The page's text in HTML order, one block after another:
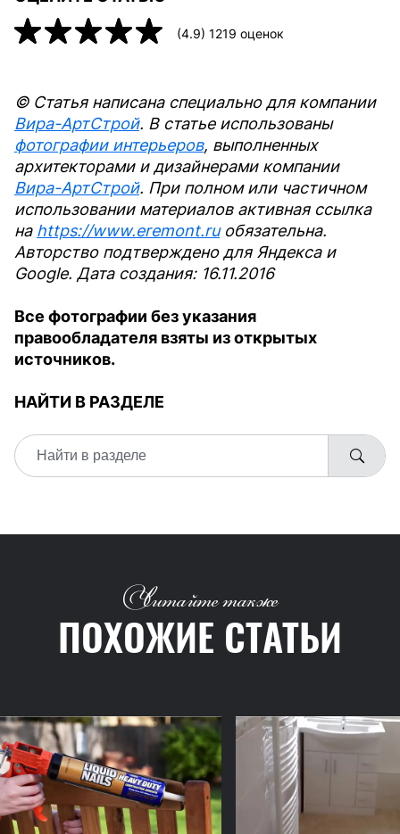
(4.9) 1219 оценок
© Статья написана специально для компании
Вира-АртСтрой. В статье использованы
фотографии интерьеров, выполненных
архитекторами и дизайнерами компании
Вира-АртСтрой. При полном или частичном
использовании материалов активная ссылка
на https://www.eremont.ruобязательна.
Авторство подтверждено для Яндекса и
Google. Дата создания: 16.11.2016
Все фотографии без указания
правообладателя взяты из открытых
источников.
НАЙТИ В РАЗДЕЛЕ
Читайте также
ПОХОЖИЕ СТАТЬИ